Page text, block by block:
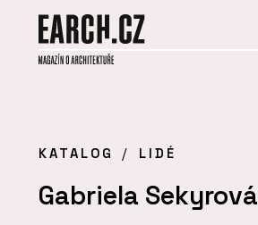
KATALOG LIDÉ
Gabriela Sekyrová